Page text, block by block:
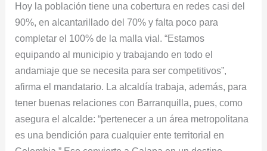
Hoy la población tiene una cobertura en redes casi del
90%, en alcantarillado del 70% y falta poco para
completar el 100% de la malla vial. “Estamos
equipando al municipio y trabajando en todo el
andamiaje que se necesita para ser competitivos”,
afirma el mandatario. La alcaldía trabaja, además, para
tener buenas relaciones con Barranquilla, pues, como
asegura el alcalde: “pertenecer a un área metropolitana
es una bendición para cualquier ente territorial en